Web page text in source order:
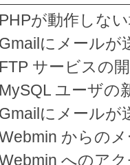
PHPが動作しな
Gmailにメールが
FTP サービスの
MySQL ユーザの
Gmailにメールが
からの
へのア